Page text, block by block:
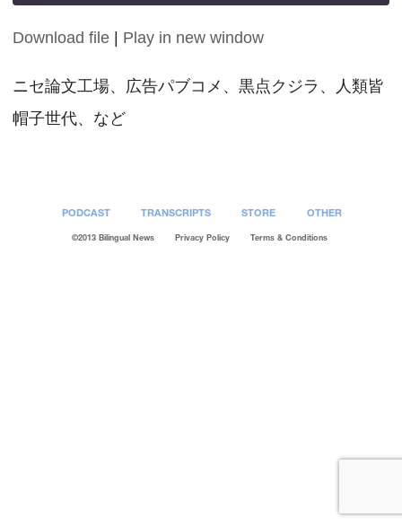
SHARE
LINK
EMBED
Download file Play in new window
ニセ論文工場、広告パブコメ、黒点クジラ、人類皆
帽子世代、など
PODCAST TRANSCRIPTS STORE OTHER
©2013 Bilingual News Privacy Policy Terms & Conditions